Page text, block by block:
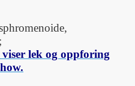
lek og oppforing